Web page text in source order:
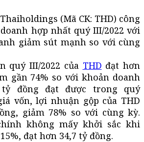
(Mã CK: THD) công
hợp nhất quý III/2022 với
giảm sút mạnh so với cùng
quý III/2022 của THD đạt hơn
gần 74% so với khoản doanh
đồng đạt được trong quý
vốn, lợi nhuận gộp của THD
giảm 78% so với cùng kỳ.
không mấy khởi sắc khi
đạt hơn 34,7 tỷ đồng.